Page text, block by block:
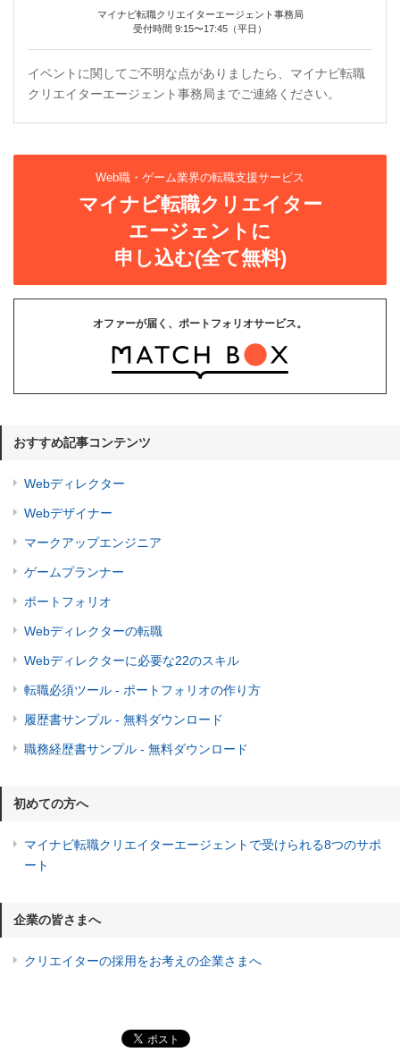
マイナビ転職クリエイターエージェント事務局
受付時間 9:15〜17:45（平日）
イベントに関してご不明な点がありましたら、マイナビ転職
クリエイターエージェント事務局までご連絡ください。
Web職・ゲーム業界の転職支援サービス
マイナビ転職クリエイター
エージェントに
申し込む(全て無料)
オファーが届く、ポートフォリオサービス。
おすすめ記事コンテンツ
Webディレクター
Webデザイナー
マークアップエンジニア
ゲームプランナー
ポートフォリオ
Webディレクターの転職
Webディレクターに必要な22のスキル
転職必須ツール - ポートフォリオの作り方
履歴書サンプル - 無料ダウンロード
職務経歴書サンプル - 無料ダウンロード
初めての方へ
マイナビ転職クリエイターエージェントで受けられる8つのサポ
ート
企業の皆さまへ
クリエイターの採用をお考えの企業さまへ